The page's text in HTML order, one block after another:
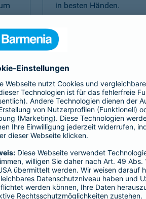
in besten Händen.
Mehr Komfort
Versicherungen